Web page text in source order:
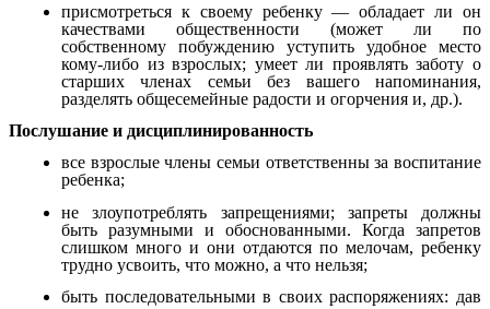
присмотреться к своему ребенку — обладает ли он
качествами общественности (может ли по
собственному побуждению уступить удобное место
кому-либо из взрослых; умеет ли проявлять заботу о
старших членах семьи без вашего напоминания,
разделять общесемейные радости и огорчения и, др.).
Послушание и дисциплинированность
все взрослые члены семьи ответственны за воспитание
ребенка;
не злоупотреблять запрещениями; запреты должны
быть разумными и обоснованными. Когда запретов
слишком много и они отдаются по мелочам, ребенку
трудно усвоить, что можно, а что нельзя;
быть последовательными в своих распоряжениях: дав